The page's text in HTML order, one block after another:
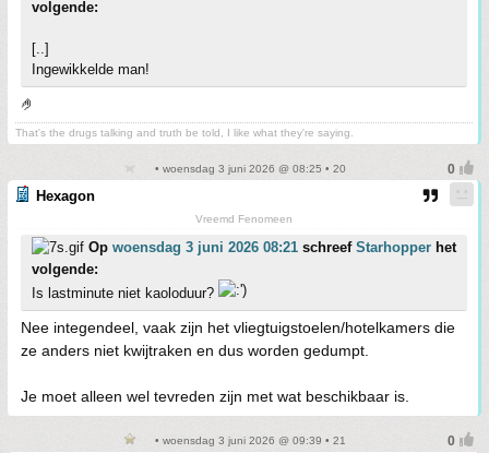
volgende:
[..]
Ingewikkelde man!
🤌
That's the drugs talking and truth be told, I like what they're saying.
• woensdag 3 juni 2026 @ 08:25 • 20
Hexagon
Vreemd Fenomeen
Op woensdag 3 juni 2026 08:21 schreef Starhopper het
volgende:
Is lastminute niet kaoloduur?
Nee integendeel, vaak zijn het vliegtuigstoelen/hotelkamers die
ze anders niet kwijtraken en dus worden gedumpt.
Je moet alleen wel tevreden zijn met wat beschikbaar is.
• woensdag 3 juni 2026 @ 09:39 • 21